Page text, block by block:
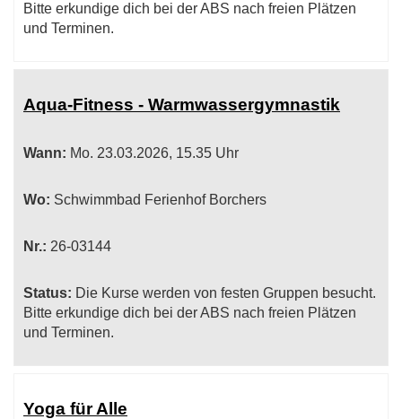
Bitte erkundige dich bei der ABS nach freien Plätzen
und Terminen.
Aqua-Fitness - Warmwassergymnastik
Wann: Mo. 23.03.2026, 15.35 Uhr
Wo: Schwimmbad Ferienhof Borchers
Nr.: 26-03144
Status: Die Kurse werden von festen Gruppen besucht.
Bitte erkundige dich bei der ABS nach freien Plätzen
und Terminen.
Yoga für Alle